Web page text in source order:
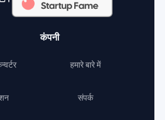
कंपनी
हमारे बारे में
संपर्क